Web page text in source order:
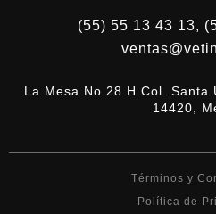
la
página
de
(55) 55 13 43 13,
La Mesa No.28 H Col. Santa
14420,
Términos y
Política de